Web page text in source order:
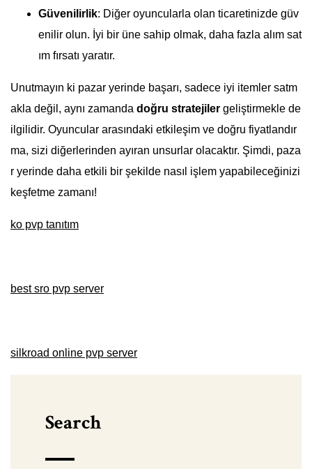
Güvenilirlik: Diğer oyuncularla olan ticaretinizde güv
enilir olun. İyi bir üne sahip olmak, daha fazla alım sat
ım fırsatı yaratır.
Unutmayın ki pazar yerinde başarı, sadece iyi itemler satm
akla değil, aynı zamanda doğru stratejiler geliştirmekle de
ilgilidir. Oyuncular arasındaki etkileşim ve doğru fiyatlandır
ma, sizi diğerlerinden ayıran unsurlar olacaktır. Şimdi, paza
r yerinde daha etkili bir şekilde nasıl işlem yapabileceğinizi
keşfetme zamanı!
ko pvp tanıtım
best sro pvp server
silkroad online pvp server
Search